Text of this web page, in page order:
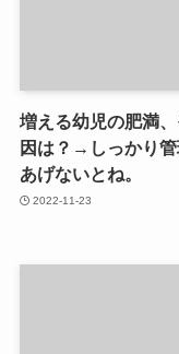
増える幼児の肥満
因は？→しっかり
あげないとね。
2022-11-23